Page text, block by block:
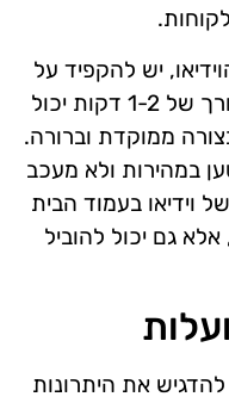
יש להקפיד על
איכות התוכן וההפקה. סרטון באורך של 1-2 דקות יכול
ממוקדת וברורה.
במהירות ולא מעכב
וידיאו בעמוד הבית
גם יכול להוביל
את היתרונות